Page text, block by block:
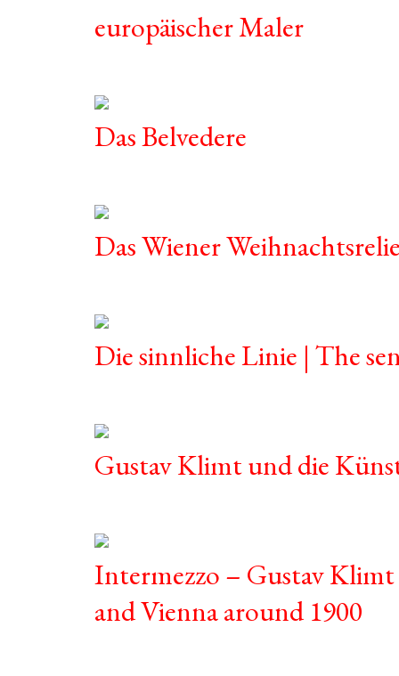
europäischer Maler
Das Belvedere
Das Wiener
Die sinnliche Linie | The
Gustav Klimt und die
Intermezzo – Gustav
and Vienna around 1900